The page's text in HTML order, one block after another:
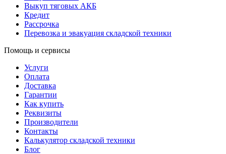
Выкуп тяговых АКБ
Кредит
Рассрочка
Перевозка и эвакуация складской техники
Помощь и сервисы
Услуги
Оплата
Доставка
Гарантии
Как купить
Реквизиты
Производители
Контакты
Калькулятор складской техники
Блог